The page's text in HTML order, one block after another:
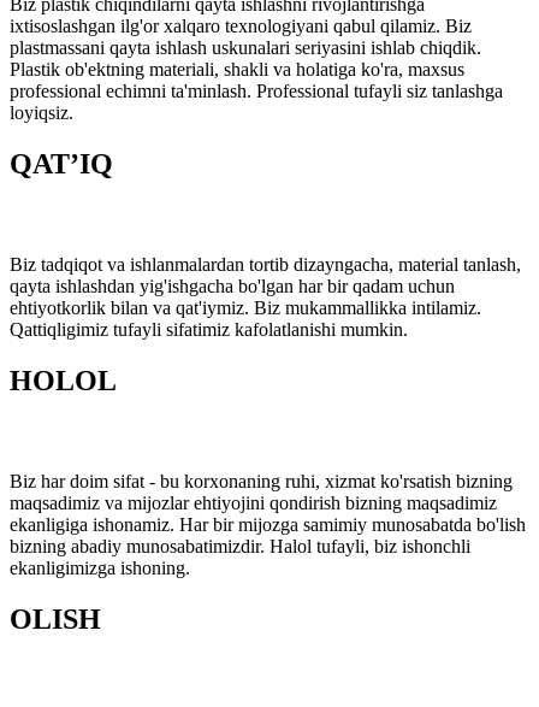
Biz plastik chiqindilarni qayta ishlashni rivojlantirishga
ixtisoslashgan ilg'or xalqaro texnologiyani qabul qilamiz. Biz
plastmassani qayta ishlash uskunalari seriyasini ishlab chiqdik.
Plastik ob'ektning materiali, shakli va holatiga ko'ra, maxsus
professional echimni ta'minlash. Professional tufayli siz tanlashga
loyiqsiz.
QAT’IQ
Biz tadqiqot va ishlanmalardan tortib dizayngacha, material tanlash,
qayta ishlashdan yig'ishgacha bo'lgan har bir qadam uchun
ehtiyotkorlik bilan va qat'iymiz. Biz mukammallikka intilamiz.
Qattiqligimiz tufayli sifatimiz kafolatlanishi mumkin.
HOLOL
Biz har doim sifat - bu korxonaning ruhi, xizmat ko'rsatish bizning
maqsadimiz va mijozlar ehtiyojini qondirish bizning maqsadimiz
ekanligiga ishonamiz. Har bir mijozga samimiy munosabatda bo'lish
bizning abadiy munosabatimizdir. Halol tufayli, biz ishonchli
ekanligimizga ishoning.
OLISH